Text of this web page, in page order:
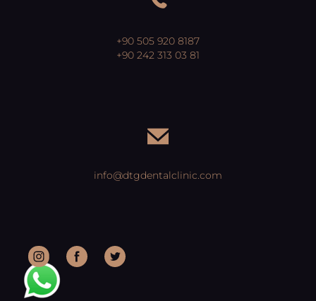
+90 505 920 8187
+90 242 313 03 81
info@dtgdentalclinic.com